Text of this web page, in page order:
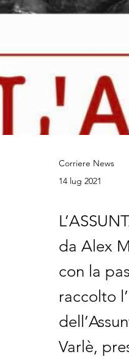
Corriere News
14 lug 2021
da Alex
con la
raccolto
Varlè,